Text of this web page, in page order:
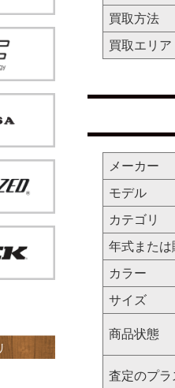
買取方法
買取エリア
メーカー
モデル
カテゴリ
年式または
カラー
サイズ
商品状態
査定のプラ